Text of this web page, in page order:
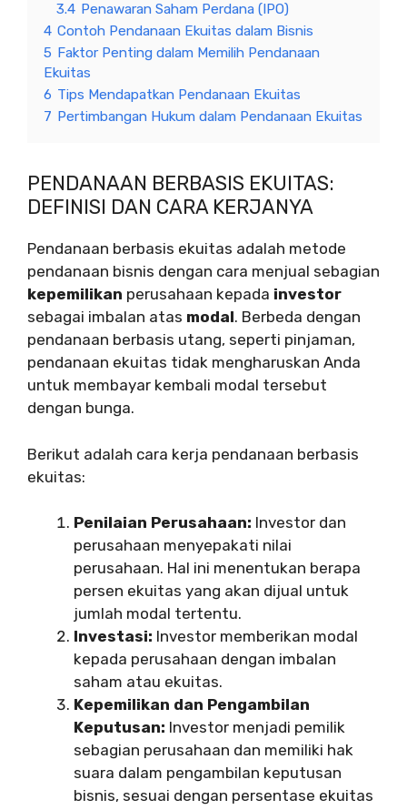
3.4 Penawaran Saham Perdana (IPO)
4 Contoh Pendanaan Ekuitas dalam Bisnis
5 Faktor Penting dalam Memilih Pendanaan
Ekuitas
6 Tips Mendapatkan Pendanaan Ekuitas
7 Pertimbangan Hukum dalam Pendanaan Ekuitas
PENDANAAN BERBASIS EKUITAS:
DEFINISI DAN CARA KERJANYA
Pendanaan berbasis ekuitas adalah metode
pendanaan bisnis dengan cara menjual sebagian
kepemilikan perusahaan kepada investor
sebagai imbalan atas modal. Berbeda dengan
pendanaan berbasis utang, seperti pinjaman,
pendanaan ekuitas tidak mengharuskan Anda
untuk membayar kembali modal tersebut
dengan bunga.
Berikut adalah cara kerja pendanaan berbasis
ekuitas:
Penilaian Perusahaan: Investor dan
perusahaan menyepakati nilai
perusahaan. Hal ini menentukan berapa
persen ekuitas yang akan dijual untuk
jumlah modal tertentu.
Investasi: Investor memberikan modal
kepada perusahaan dengan imbalan
saham atau ekuitas.
Kepemilikan dan Pengambilan
Keputusan: Investor menjadi pemilik
sebagian perusahaan dan memiliki hak
suara dalam pengambilan keputusan
bisnis, sesuai dengan persentase ekuitas